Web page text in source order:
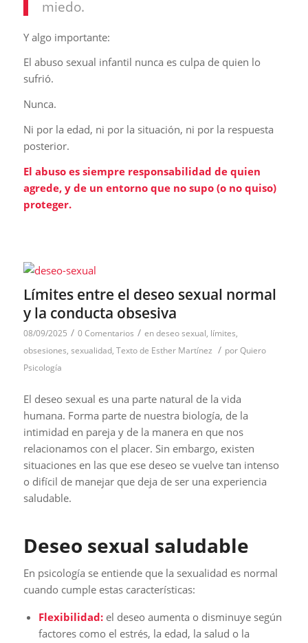
miedo.
Y algo importante:
El abuso sexual infantil nunca es culpa de quien lo
sufrió.
Nunca.
Ni por la edad, ni por la situación, ni por la respuesta
posterior.
El abuso es siempre responsabilidad de quien
agrede, y de un entorno que no supo (o no quiso)
proteger.
Límites entre el deseo sexual normal
y la conducta obsesiva
08/09/2025 / 0 Comentarios / endeseo sexual, límites,
obsesiones, sexualidad, Texto de Esther Martínez / porQuiero
Psicología
El deseo sexual es una parte natural de la vida
humana. Forma parte de nuestra biología, de la
intimidad en pareja y de la manera en que nos
relacionamos con el placer. Sin embargo, existen
situaciones en las que ese deseo se vuelve tan intenso
o difícil de manejar que deja de ser una experiencia
saludable.
Deseo sexual saludable
En psicología se entiende que la sexualidad es normal
cuando cumple estas características:
Flexibilidad:el deseo aumenta o disminuye según
factores como el estrés, la edad, la salud o la